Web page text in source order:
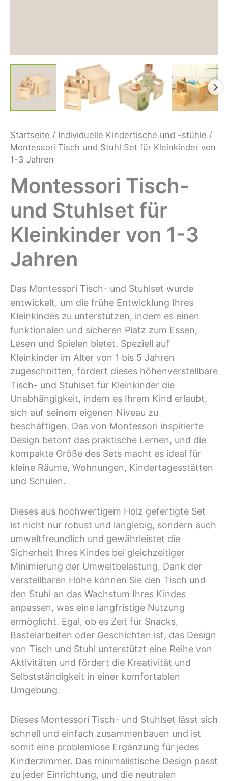
Startseite / Individuelle Kindertische und -stühle /
Montessori Tisch und Stuhl Set für Kleinkinder von
1-3 Jahren
Montessori Tisch-
und Stuhlset für
Kleinkinder von 1-3
Jahren
Das Montessori Tisch- und Stuhlset wurde
entwickelt, um die frühe Entwicklung Ihres
Kleinkindes zu unterstützen, indem es einen
funktionalen und sicheren Platz zum Essen,
Lesen und Spielen bietet. Speziell auf
Kleinkinder im Alter von 1 bis 5 Jahren
zugeschnitten, fördert dieses höhenverstellbare
Tisch- und Stuhlset für Kleinkinder die
Unabhängigkeit, indem es Ihrem Kind erlaubt,
sich auf seinem eigenen Niveau zu
beschäftigen. Das von Montessori inspirierte
Design betont das praktische Lernen, und die
kompakte Größe des Sets macht es ideal für
kleine Räume, Wohnungen, Kindertagesstätten
und Schulen.
Dieses aus hochwertigem Holz gefertigte Set
ist nicht nur robust und langlebig, sondern auch
umweltfreundlich und gewährleistet die
Sicherheit Ihres Kindes bei gleichzeitiger
Minimierung der Umweltbelastung. Dank der
verstellbaren Höhe können Sie den Tisch und
den Stuhl an das Wachstum Ihres Kindes
anpassen, was eine langfristige Nutzung
ermöglicht. Egal, ob es Zeit für Snacks,
Bastelarbeiten oder Geschichten ist, das Design
von Tisch und Stuhl unterstützt eine Reihe von
Aktivitäten und fördert die Kreativität und
Selbstständigkeit in einer komfortablen
Umgebung.
Dieses Montessori Tisch- und Stuhlset lässt sich
schnell und einfach zusammenbauen und ist
somit eine problemlose Ergänzung für jedes
Kinderzimmer. Das minimalistische Design passt
zu jeder Einrichtung, und die neutralen